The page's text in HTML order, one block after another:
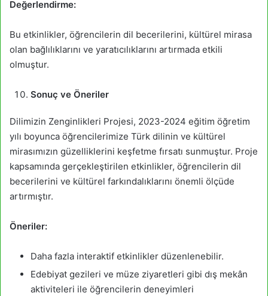
Değerlendirme:
Bu etkinlikler, öğrencilerin dil becerilerini, kültürel mirasa
olan bağlılıklarını ve yaratıcılıklarını artırmada etkili
olmuştur.
Sonuç ve Öneriler
Dilimizin Zenginlikleri Projesi, 2023-2024 eğitim öğretim
yılı boyunca öğrencilerimize Türk dilinin ve kültürel
mirasımızın güzelliklerini keşfetme fırsatı sunmuştur. Proje
kapsamında gerçekleştirilen etkinlikler, öğrencilerin dil
becerilerini ve kültürel farkındalıklarını önemli ölçüde
artırmıştır.
Öneriler:
Daha fazla interaktif etkinlikler düzenlenebilir.
Edebiyat gezileri ve müze ziyaretleri gibi dış mekân
aktiviteleri ile öğrencilerin deneyimleri